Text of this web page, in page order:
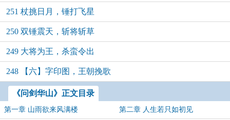
251 杖挑日月，锤打飞星
250 双锤震天，斩将斩草
249 大将为王，杀蛮令出
248 【六】字印图，王朝挽歌
《问剑华山》正文目录
第一章 山雨欲来风满楼 第二章 人生若只如初见